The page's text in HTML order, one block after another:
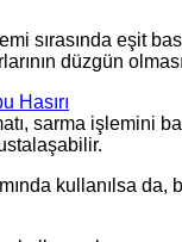
sırasında eşit
düzgün
Hasırı
sarma
kullanılsa da,